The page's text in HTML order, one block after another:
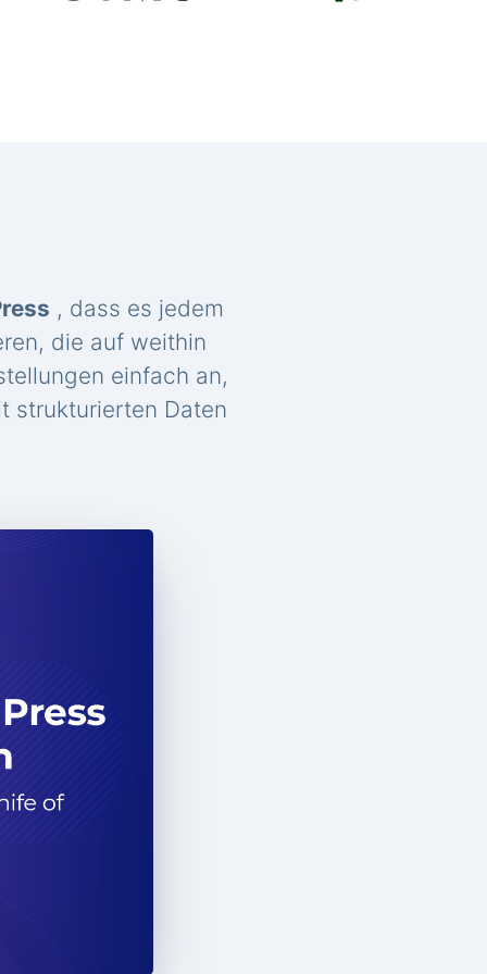
, dass es jedem
die auf weithin
einfach an,
strukturierten Daten